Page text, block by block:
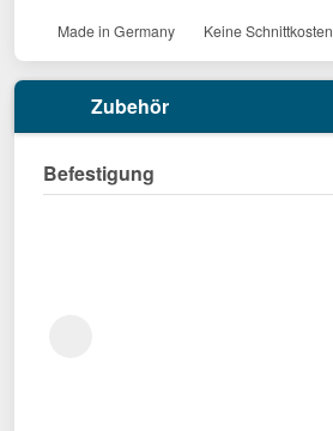
Made in Germany Keine Schnittkosten
Zubehör
Befestigung